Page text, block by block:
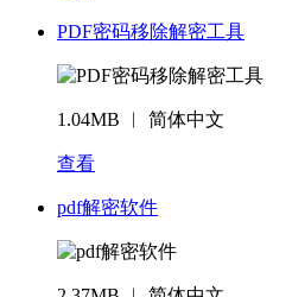
PDF密码移除解密工具
1.04MB ︱ 简体中文
查看
pdf解密软件